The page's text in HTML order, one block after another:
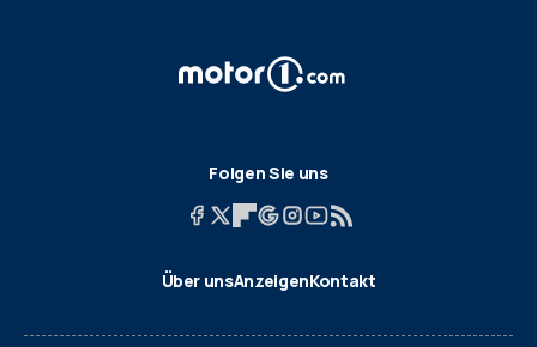
Folgen Sie uns
Über unsAnzeigenKontakt